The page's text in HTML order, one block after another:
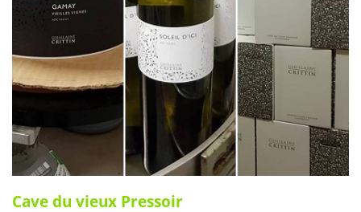
Cave du vieux Pressoir